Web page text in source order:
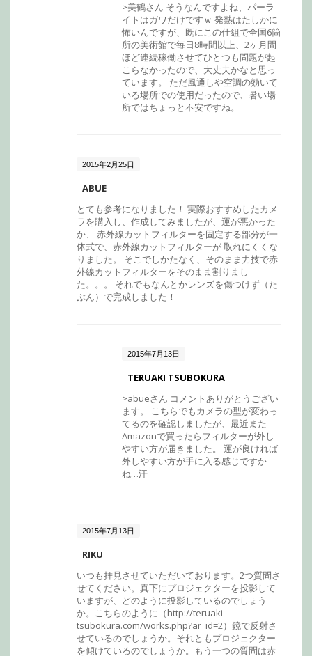
>美鶴さん そうなんですよね、パーラ
イトはガワだけですｗ 発熱はたしかに
怖いんですが、既にこの仕組で全国6箇
所の美術館で毎日8時間以上、2ヶ月間
ほど連続稼働させてひとつも問題が起
こらなかったので、大丈夫かなと思っ
ています。 ただ風通しや空調の効いて
いる場所での使用だったので、暑い場
所ではちょっと不安ですね。
2015年2月25日
ABUE
とても参考になりました！ 実際おすすめしたカメ
ラを購入し、作成してみましたが、運が悪かった
か、 赤外線カットフィルターを固定する部分が一
体式で、赤外線カットフィルターが 取れにくくな
りました。 そこでしかたなく、そのまま力技で赤
外線カットフィルターをそのまま割りまし
た。。。 それでもなんとかレンズを傷つけず（た
ぶん）で完成しました！
2015年7月13日
TERUAKI TSUBOKURA
>abueさん コメントありがとうござい
ます。 こちらでもカメラの型が変わっ
てるのを確認しましたが、最近また
Amazonで買ったらフィルターが外し
やすい方が届きました。 運が良ければ
外しやすい方が手に入る感じですか
ね…汗
2015年7月13日
RIKU
いつも拝見させていただいております。2つ質問さ
せてください。真下にプロジェクターを投影して
いますが、どのように投影しているのでしょう
か。こちらのように（http://teruaki-
tsubokura.com/works.php?ar_id=2）鏡で反射さ
せているのでしょうか。それともプロジェクター
を傾けているのでしょうか。もう一つの質問は赤